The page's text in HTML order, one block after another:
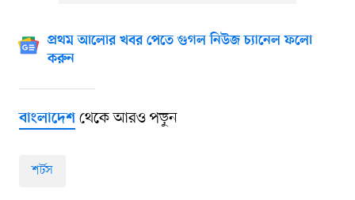
প্রথম আলোর খবর পেতে গুগল নিউজ চ্যানেল ফলো
করুন
বাংলাদেশথেকে আরও পড়ুন
শর্টস